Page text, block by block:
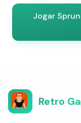
Jogar
Retro